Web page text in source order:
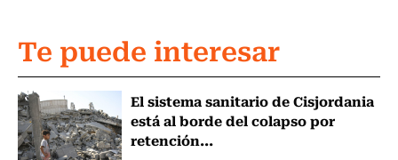
Te puede interesar
El sistema sanitario de Cisjordania
está al borde del colapso por
retención...